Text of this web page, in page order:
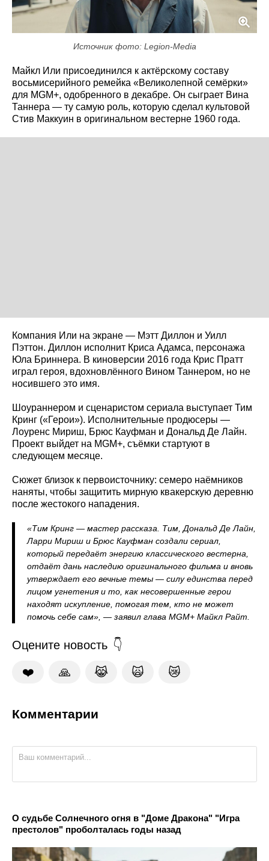
Источник фото: Legion-Media
Майкл Или присоединился к актёрскому составу
восьмисерийного ремейка «Великолепной семёрки»
для MGM+, одобренного в декабре. Он сыграет Вина
Таннера — ту самую роль, которую сделал культовой
Стив Маккуин в оригинальном вестерне 1960 года.
Компания Или на экране — Мэтт Диллон и Уилл
Пэттон. Диллон исполнит Криса Адамса, персонажа
Юла Бриннера. В киноверсии 2016 года Крис Пратт
играл героя, вдохновлённого Вином Таннером, но не
носившего это имя.
Шоураннером и сценаристом сериала выступает Тим
Кринг («Герои»). Исполнительные продюсеры —
Лоуренс Мириш, Брюс Кауфман и Дональд Де Лайн.
Проект выйдет на MGM+, съёмки стартуют в
следующем месяце.
Сюжет близок к первоисточнику: семеро наёмников
наняты, чтобы защитить мирную квакерскую деревню
после жестокого нападения.
«Тим Кринг — мастер рассказа. Тим, Дональд Де Лайн,
Ларри Мириш и Брюс Кауфман создали сериал,
который передаёт энергию классического вестерна,
отдаёт дань наследию оригинального фильма и вновь
утверждает его вечные темы — силу единства перед
лицом угнетения и то, как несовершенные герои
находят искупление, помогая тем, кто не может
помочь себе сам», — заявил глава MGM+ Майкл Райт.
Оцените новость
❤️ 🙏 😹 🙀 😿
Комментарии
О судьбе Солнечного огня в "Доме Дракона" "Игра
престолов" проболталась годы назад